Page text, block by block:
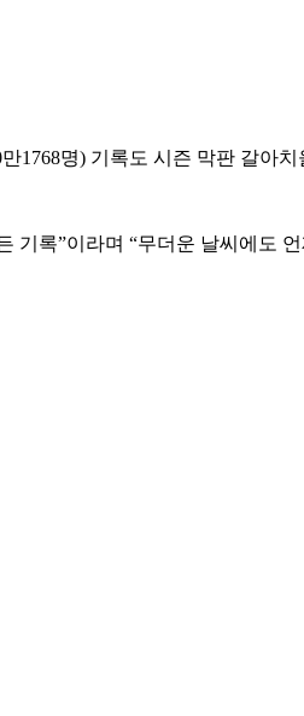
1768명) 기록도 시즌 막판 갈아
기록”이라며 “무더운 날씨에도